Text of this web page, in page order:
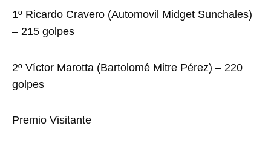
1º Ricardo Cravero (Automovil Midget Sunchales)
– 215 golpes
2º Víctor Marotta (Bartolomé Mitre Pérez) – 220
golpes
Premio Visitante